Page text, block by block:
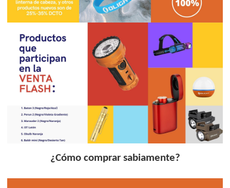
¿Cómo comprar sabiamente?